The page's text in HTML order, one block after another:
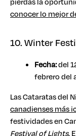
conocer lo mejor
10. Winter
Fecha:del
febrero del
Las Cataratas del
canadienses más
festividades en
Festival of Lights.